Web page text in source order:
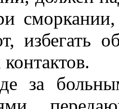
избегать
за